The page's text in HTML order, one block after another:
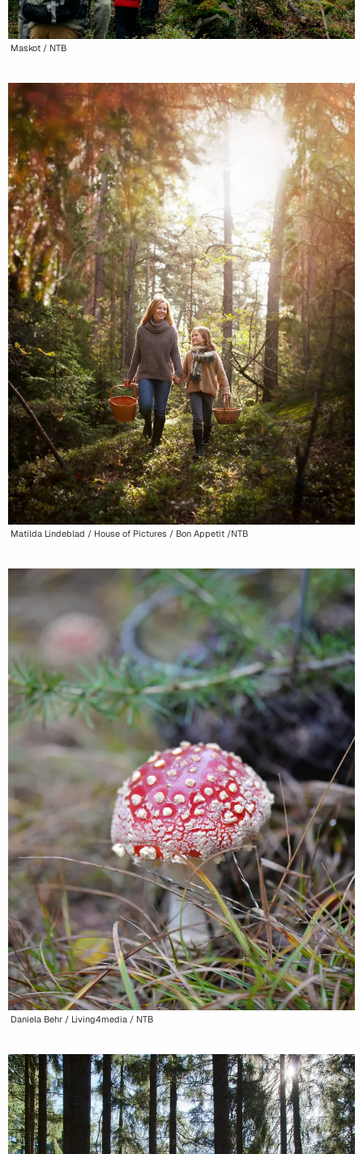
Maskot / NTB
Matilda Lindeblad / House of Pictures / Bon Appetit /NTB
Daniela Behr / Living4media / NTB